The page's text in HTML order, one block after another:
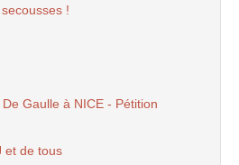
!
Gaulle à NICE - Pétition
et de tous